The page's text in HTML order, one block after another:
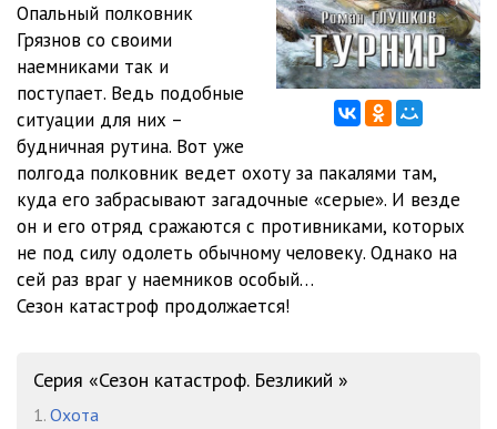
Опальный полковник
Грязнов со своими
наемниками так и
поступает. Ведь подобные
ситуации для них –
будничная рутина. Вот уже
полгода полковник ведет охоту за пакалями там,
куда его забрасывают загадочные «серые». И везде
он и его отряд сражаются с противниками, которых
не под силу одолеть обычному человеку. Однако на
сей раз враг у наемников особый…
Сезон катастроф продолжается!
Серия «Сезон катастроф. Безликий »
1. Охота